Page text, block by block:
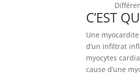
C’EST
Une
d’un infiltrat
myocytes
cause d’une